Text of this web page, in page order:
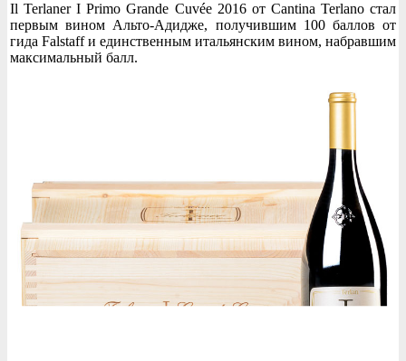
Il Terlaner I Primo Grande Cuvée 2016 от Cantina Terlano стал
первым вином Альто-Адидже, получившим 100 баллов от
гида Falstaff и единственным итальянским вином, набравшим
максимальный балл.